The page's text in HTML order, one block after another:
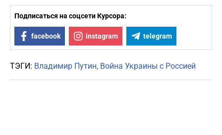
Подписаться на соцсети Курсора:
facebook instagram telegram
ТЭГИ: Владимир Путин Война Украины с Россией